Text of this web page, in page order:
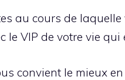
au cours de
le VIP de votre vie
convient le mieux